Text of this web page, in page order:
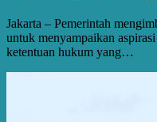
Jakarta – Pemerintah
untuk menyampaikan
ketentuan hukum yang…